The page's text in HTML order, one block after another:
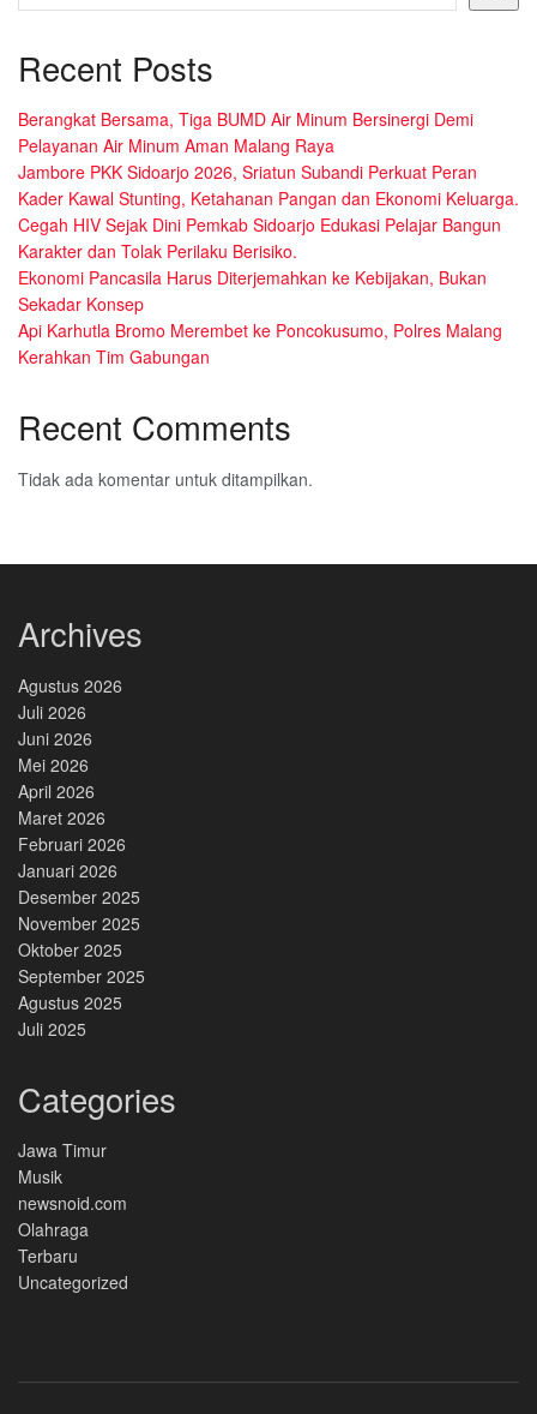
Recent Posts
Berangkat Bersama, Tiga BUMD Air Minum Bersinergi Demi
Pelayanan Air Minum Aman Malang Raya
Jambore PKK Sidoarjo 2026, Sriatun Subandi Perkuat Peran
Kader Kawal Stunting, Ketahanan Pangan dan Ekonomi Keluarga.
Cegah HIV Sejak Dini Pemkab Sidoarjo Edukasi Pelajar Bangun
Karakter dan Tolak Perilaku Berisiko.
Ekonomi Pancasila Harus Diterjemahkan ke Kebijakan, Bukan
Sekadar Konsep
Api Karhutla Bromo Merembet ke Poncokusumo, Polres Malang
Kerahkan Tim Gabungan
Recent Comments
Tidak ada komentar untuk ditampilkan.
Archives
Agustus 2026
Juli 2026
Juni 2026
Mei 2026
April 2026
Maret 2026
Februari 2026
Januari 2026
Desember 2025
November 2025
Oktober 2025
September 2025
Agustus 2025
Juli 2025
Categories
Jawa Timur
Musik
newsnoid.com
Olahraga
Terbaru
Uncategorized